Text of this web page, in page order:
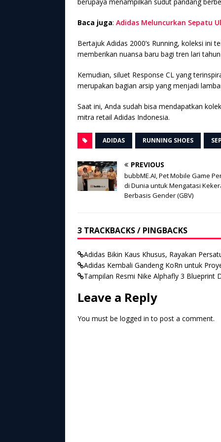
Baca juga: Adidas Meluncurkan Sepatu
Bertajuk Adidas 2000’s Running, koleksi ini
memberikan nuansa baru bagi tren lari
Kemudian, siluet Response CL yang
merupakan bagian arsip yang menjadi
Saat ini, Anda sudah bisa mendapatkan
mitra retail Adidas Indonesia.
ADIDAS RUNNING SHOES
PREVIOUS
bubbME.AI, Pet Mobile Game
di Dunia untuk Mengatasi
Berbasis Gender (GBV)
3 TRACKBACKS / PINGBACKS
Adidas Bikin Kaus Khusus, Rayakan
Adidas Kembali Gandeng KoRn untuk
Tampilan Resmi Nike Alphafly 3 Blueprint
Leave a Reply
You must be logged in to post a comment.